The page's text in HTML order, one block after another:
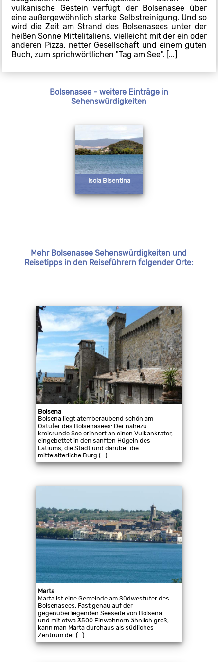
vulkanische Gestein verfügt der Bolsenasee über
eine außergewöhnlich starke Selbstreinigung. Und so
wird die Zeit am Strand des Bolsenasees unter der
heißen Sonne Mittelitaliens, vielleicht mit der ein oder
anderen Pizza, netter Gesellschaft und einem guten
Buch, zum sprichwörtlichen "Tag am See". [...]
Bolsenasee - weitere Einträge in
Sehenswürdigkeiten
Isola Bisentina
Mehr Bolsenasee Sehenswürdigkeiten und
Reisetipps in den Reiseführern folgender Orte:
Bolsena
Bolsena liegt atemberaubend schön am
Ostufer des Bolsenasees: Der nahezu
kreisrunde See erinnert an einen Vulkankrater,
eingebettet in den sanften Hügeln des
Latiums, die Stadt und darüber die
mittelalterliche Burg (...)
Marta
Marta ist eine Gemeinde am Südwestufer des
Bolsenasees. Fast genau auf der
gegenüberliegenden Seeseite von Bolsena
und mit etwa 3500 Einwohnern ähnlich groß,
kann man Marta durchaus als südliches
Zentrum der (...)